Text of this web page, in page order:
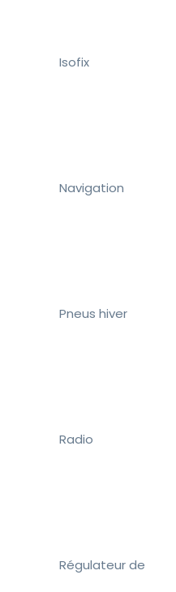
Isofix
Navigation
Pneus hiver
Radio
Régulateur de